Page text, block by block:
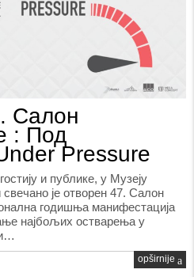
Салон
: Под
Pressure
и публике, у Музеју
је отворен 47. Салон
годишња манифестација
најбољих остварења у
opširnije